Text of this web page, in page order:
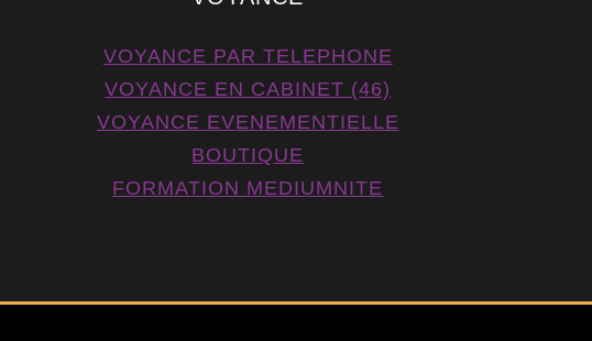
VOYANCE PAR TELEPHONE
VOYANCE EN CABINET (46)
VOYANCE EVENEMENTIELLE
BOUTIQUE
FORMATION MEDIUMNITE